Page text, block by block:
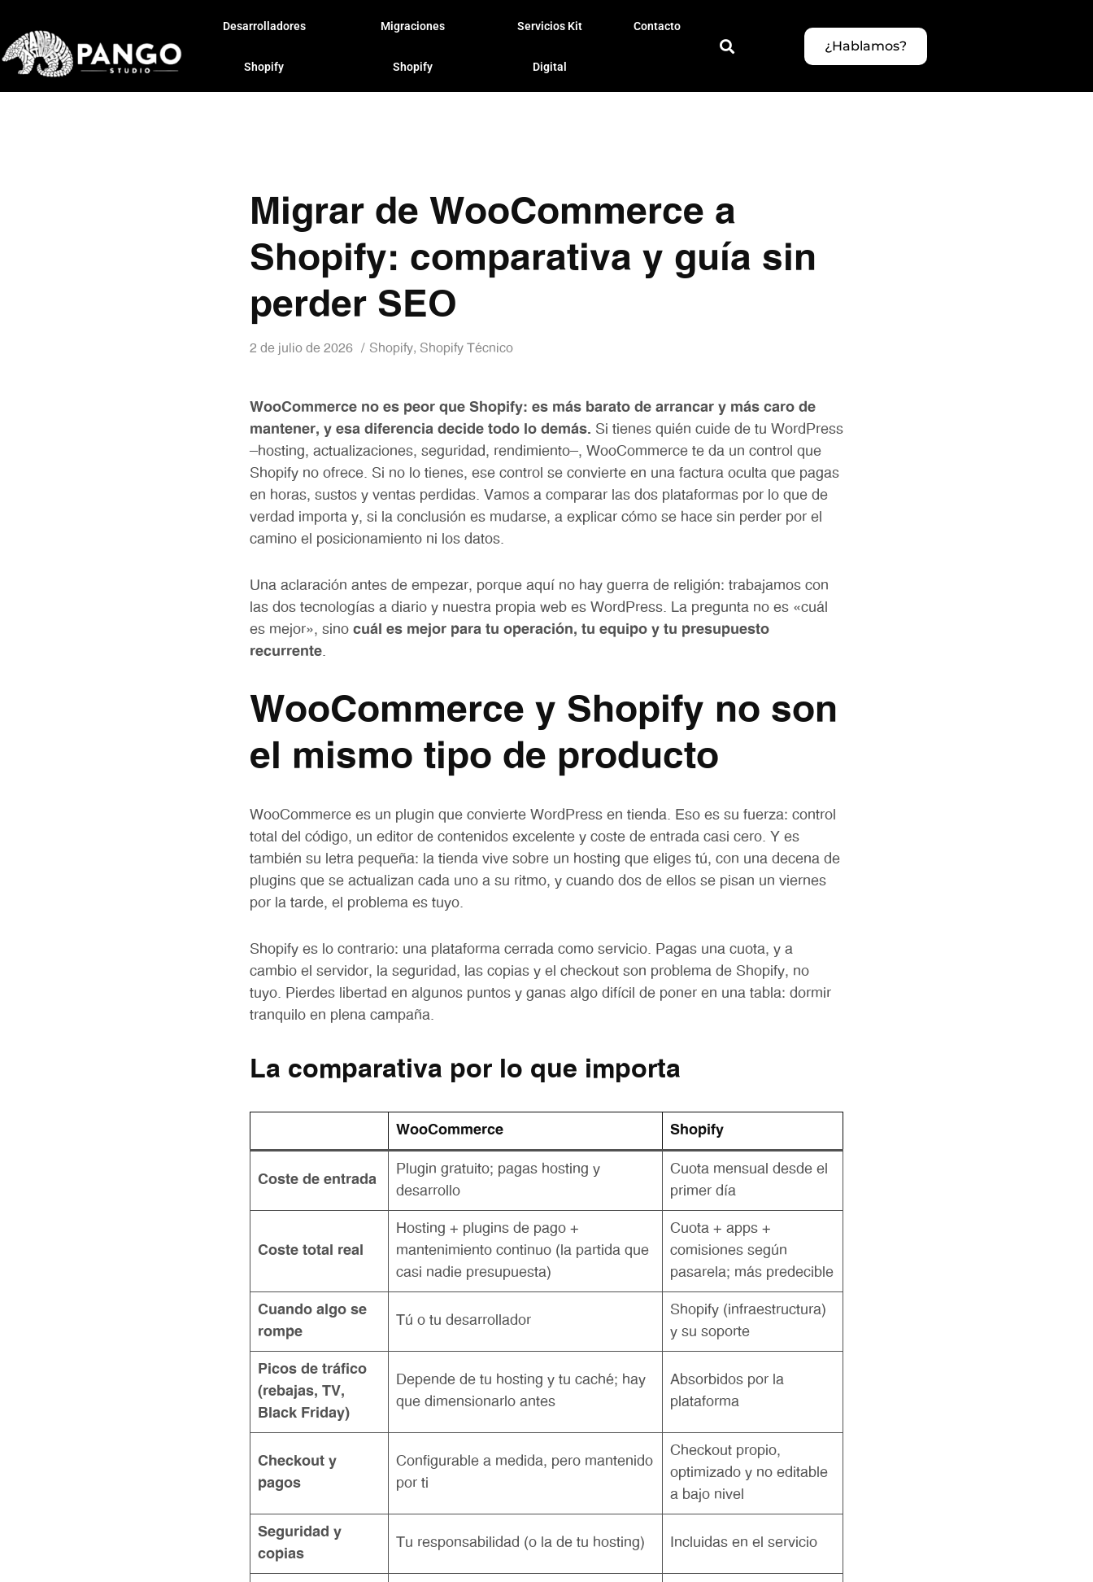
Desarrolladores
Shopify
Migraciones
Shopify
Servicios Kit
Digital
Contacto
¿Hablamos?
Migrar de WooCommerce a
Shopify: comparativa y guía sin
perder SEO
2 de julio de 2026 Shopify, Shopify Técnico
WooCommerce no es peor que Shopify: es más barato de arrancar y más caro de
mantener, y esa diferencia decide todo lo demás. Si tienes quién cuide de tu WordPress
—hosting, actualizaciones, seguridad, rendimiento—, WooCommerce te da un control que
Shopify no ofrece. Si no lo tienes, ese control se convierte en una factura oculta que pagas
en horas, sustos y ventas perdidas. Vamos a comparar las dos plataformas por lo que de
verdad importa y, si la conclusión es mudarse, a explicar cómo se hace sin perder por el
camino el posicionamiento ni los datos.
Una aclaración antes de empezar, porque aquí no hay guerra de religión: trabajamos con
las dos tecnologías a diario y nuestra propia web es WordPress. La pregunta no es «cuál
es mejor», sino cuál es mejor para tu operación, tu equipo y tu presupuesto
recurrente.
WooCommerce y Shopify no son
el mismo tipo de producto
WooCommerce es un plugin que convierte WordPress en tienda. Eso es su fuerza: control
total del código, un editor de contenidos excelente y coste de entrada casi cero. Y es
también su letra pequeña: la tienda vive sobre un hosting que eliges tú, con una decena de
plugins que se actualizan cada uno a su ritmo, y cuando dos de ellos se pisan un viernes
por la tarde, el problema es tuyo.
Shopify es lo contrario: una plataforma cerrada como servicio. Pagas una cuota, y a
cambio el servidor, la seguridad, las copias y el checkout son problema de Shopify, no
tuyo. Pierdes libertad en algunos puntos y ganas algo difícil de poner en una tabla: dormir
tranquilo en plena campaña.
La comparativa por lo que importa
WooCommerce Shopify
Coste de entrada
Plugin gratuito; pagas hosting y
desarrollo
Cuota mensual desde el
primer día
Coste total real
Hosting + plugins de pago +
mantenimiento continuo (la partida que
casi nadie presupuesta)
Cuota + apps +
comisiones según
pasarela; más predecible
Cuando algo se
rompe
Tú o tu desarrollador
Shopify (infraestructura)
y su soporte
Picos de tráfico
(rebajas, TV,
Black Friday)
Depende de tu hosting y tu caché; hay
que dimensionarlo antes
Absorbidos por la
plataforma
Checkout y
pagos
Configurable a medida, pero mantenido
por ti
Checkout propio,
optimizado y no editable
a bajo nivel
Seguridad y
copias
Tu responsabilidad (o la de tu hosting) Incluidas en el servicio